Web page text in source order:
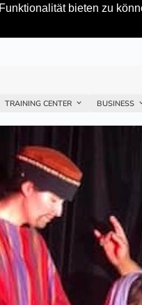
bieten zu
TRAINING CENTER BUSINESS